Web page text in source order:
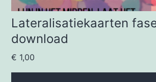
Lateralisatiekaarten
download
€ 1,00